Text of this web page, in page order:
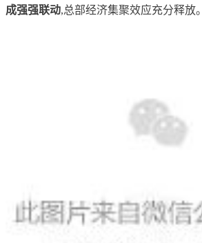
成强强联动,总部经济集聚效应充分释放。